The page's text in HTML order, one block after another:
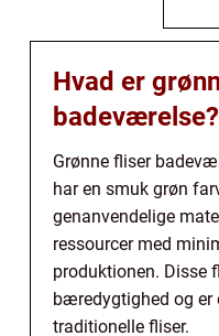
Hvad er
badeværelse?
Grønne fliser
har en smuk grøn
genanvendelige
ressourcer med
produktionen. Disse
bæredygtighed og
traditionelle fliser.